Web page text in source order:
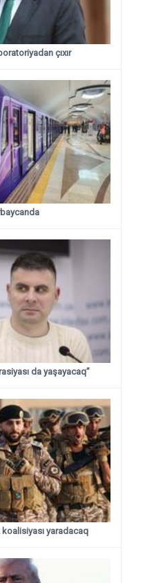
çıxır
da yaşayacaq”
yaradacaq